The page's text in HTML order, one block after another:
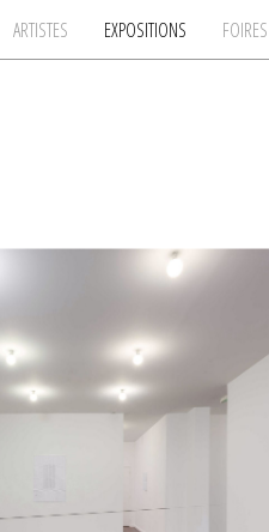
ARTISTES EXPOSITIONS FOIRES